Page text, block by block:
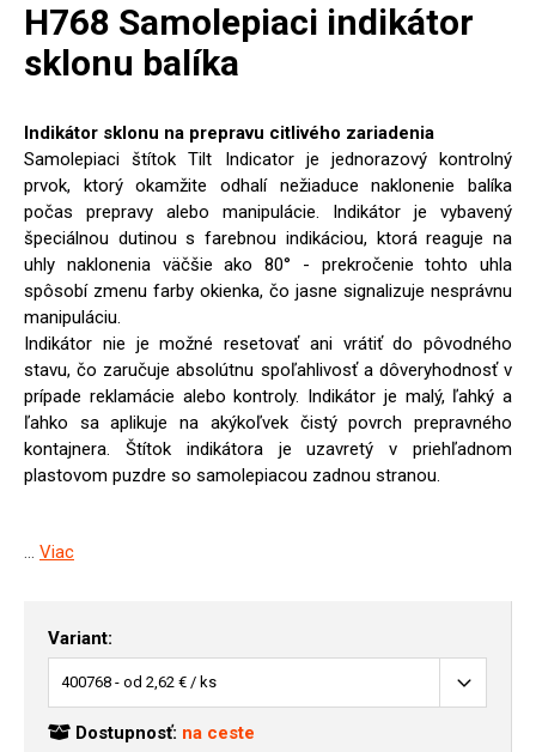
H768 Samolepiaci indikátor
sklonu balíka
Indikátor sklonu na prepravu citlivého zariadenia
Samolepiaci štítok Tilt Indicator je jednorazový kontrolný
prvok, ktorý okamžite odhalí nežiaduce naklonenie balíka
počas prepravy alebo manipulácie. Indikátor je vybavený
špeciálnou dutinou s farebnou indikáciou, ktorá reaguje na
uhly naklonenia väčšie ako 80° - prekročenie tohto uhla
spôsobí zmenu farby okienka, čo jasne signalizuje nesprávnu
manipuláciu.
Indikátor nie je možné resetovať ani vrátiť do pôvodného
stavu, čo zaručuje absolútnu spoľahlivosť a dôveryhodnosť v
prípade reklamácie alebo kontroly. Indikátor je malý, ľahký a
ľahko sa aplikuje na akýkoľvek čistý povrch prepravného
kontajnera. Štítok indikátora je uzavretý v priehľadnom
plastovom puzdre so samolepiacou zadnou stranou.
... Viac
Variant:
Dostupnosť: na ceste